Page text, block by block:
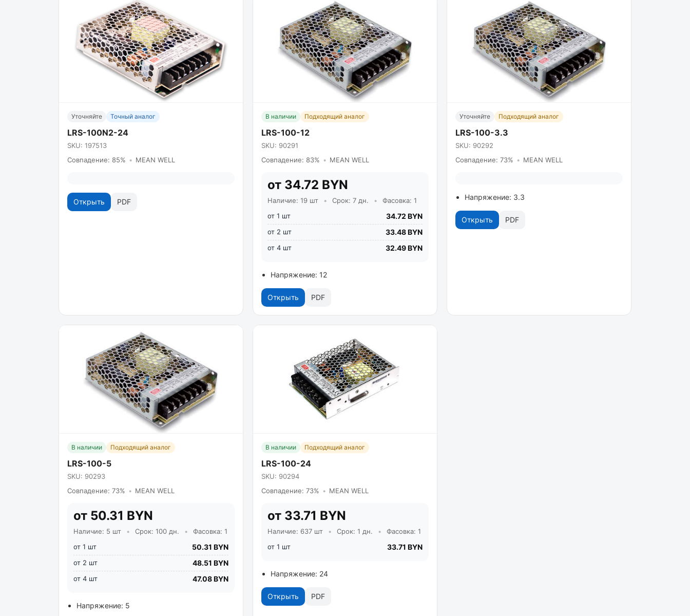
Уточняйте Точный аналог
LRS-100N2-24
SKU: 197513
Совпадение: 85% • MEAN WELL
Открыть PDF
В наличии Подходящий аналог
LRS-100-12
SKU: 90291
Совпадение: 83% • MEAN WELL
от 34.72 BYN
Наличие: 19 шт • Срок: 7 дн. •
Фасовка: 1
от 1 шт
34.72 BYN
от 2 шт 33.48 BYN
от 4 шт 32.49 BYN
Напряжение: 12
Открыть PDF
Уточняйте Подходящий аналог
LRS-100-3.3
SKU: 90292
Совпадение: 73% • MEAN WELL
Напряжение: 3.3
Открыть PDF
В наличии Подходящий аналог
LRS-100-5
SKU: 90293
Совпадение: 73% • MEAN WELL
от 50.31 BYN
Наличие: 5 шт • Срок: 100 дн. •
Фасовка: 1
от 1 шт
50.31 BYN
от 2 шт 48.51 BYN
от 4 шт 47.08 BYN
Напряжение: 5
В наличии Подходящий аналог
LRS-100-24
SKU: 90294
Совпадение: 73% • MEAN WELL
от 33.71 BYN
Наличие: 637 шт • Срок: 1 дн. •
Фасовка: 1
от 1 шт
33.71 BYN
Напряжение: 24
Открыть PDF